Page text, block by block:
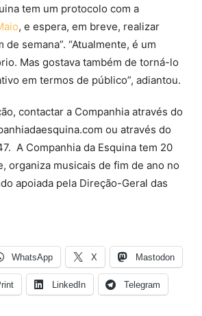
tem um protocolo com a
, e espera, em breve, realizar
de semana”. “Atualmente, é um
Mas gostava também de torná-lo
em termos de público”, adiantou.
contactar a Companhia através do
ou através do
A Companhia da Esquina tem 20
organiza musicais de fim de ano no
apoiada pela Direção-Geral das
WhatsApp X Mastodon
LinkedIn Telegram